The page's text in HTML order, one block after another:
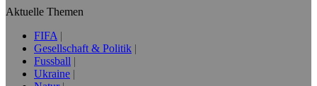
Aktuelle Themen
FIFA
Gesellschaft & Politik
Fussball
Ukraine